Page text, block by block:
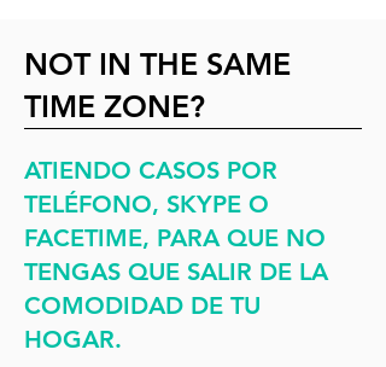
NOT IN THE SAME
TIME ZONE?
ATIENDO CASOS POR
TELÉFONO, SKYPE O
FACETIME, PARA QUE NO
TENGAS QUE SALIR DE LA
COMODIDAD DE TU
HOGAR.